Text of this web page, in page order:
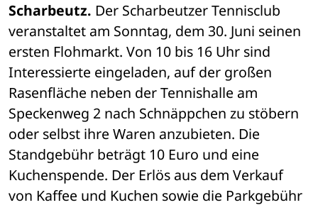
Scharbeutz. Der Scharbeutzer Tennisclub
veranstaltet am Sonntag, dem 30. Juni seinen
ersten Flohmarkt. Von 10 bis 16 Uhr sind
Interessierte eingeladen, auf der großen
Rasenfläche neben der Tennishalle am
Speckenweg 2 nach Schnäppchen zu stöbern
oder selbst ihre Waren anzubieten. Die
Standgebühr beträgt 10 Euro und eine
Kuchenspende. Der Erlös aus dem Verkauf
von Kaffee und Kuchen sowie die Parkgebühr